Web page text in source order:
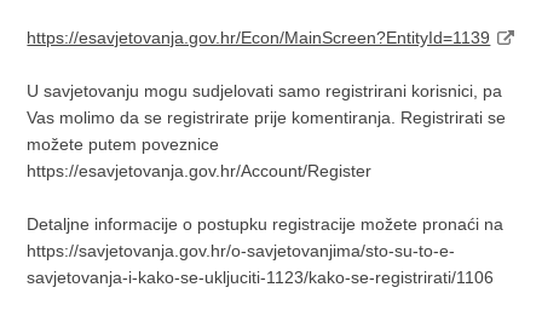
https://esavjetovanja.gov.hr/Econ/MainScreen?EntityId=1139
U savjetovanju mogu sudjelovati samo registrirani korisnici, pa
Vas molimo da se registrirate prije komentiranja. Registrirati se
možete putem poveznice
https://esavjetovanja.gov.hr/Account/Register
Detaljne informacije o postupku registracije možete pronaći na
https://savjetovanja.gov.hr/o-savjetovanjima/sto-su-to-e-
savjetovanja-i-kako-se-ukljuciti-1123/kako-se-registrirati/1106